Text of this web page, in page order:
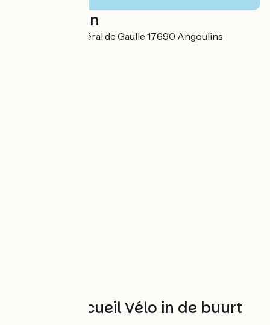
Localisation
17 avenue du Général de Gaulle 17690 Angoulins
Andere Accueil Vélo in de buurt